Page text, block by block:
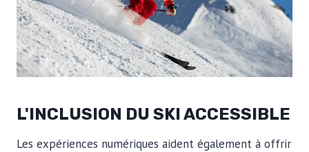
L'INCLUSION DU SKI ACCESSIBLE
Les expériences numériques aident également à offrir